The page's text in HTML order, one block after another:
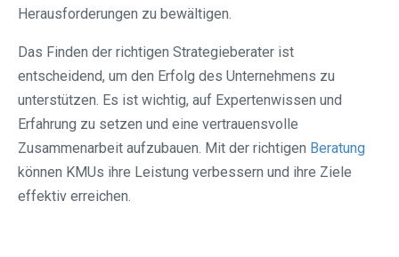
Herausforderungen zu bewältigen.
Das Finden der richtigen Strategieberater ist
entscheidend, um den Erfolg des Unternehmens zu
unterstützen. Es ist wichtig, auf Expertenwissen und
Erfahrung zu setzen und eine vertrauensvolle
Zusammenarbeit aufzubauen. Mit der richtigen Beratung
können KMUs ihre Leistung verbessern und ihre Ziele
effektiv erreichen.